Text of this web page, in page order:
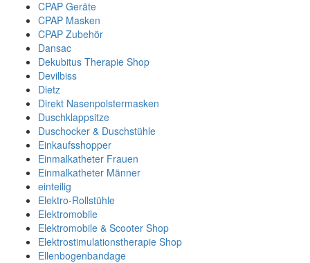
CPAP Geräte
CPAP Masken
CPAP Zubehör
Dansac
Dekubitus Therapie Shop
Devilbiss
Dietz
Direkt Nasenpolstermasken
Duschklappsitze
Duschocker & Duschstühle
Einkaufsshopper
Einmalkatheter Frauen
Einmalkatheter Männer
einteilig
Elektro-Rollstühle
Elektromobile
Elektromobile & Scooter Shop
Elektrostimulationstherapie Shop
Ellenbogenbandage